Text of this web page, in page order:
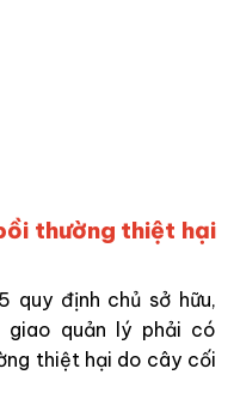
thường thiệt hại
quy định chủ sở hữu,
giao quản lý phải có
thiệt hại do cây cối